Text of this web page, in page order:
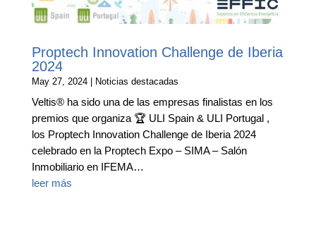
Proptech Innovation Challenge de Iberia
2024
May 27, 2024| Noticias destacadas
Veltis® ha sido una de las empresas finalistas en los
premios que organiza 🏆 ULI Spain & ULI Portugal ,
los Proptech Innovation Challenge de Iberia 2024
celebrado en la Proptech Expo – SIMA – Salón
Inmobiliario en IFEMA…
leer más